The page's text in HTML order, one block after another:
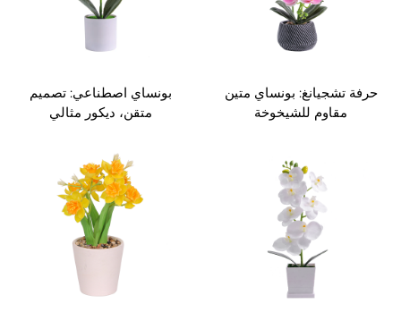
حرفة تشجيانغ: بونساي متين
مقاوم للشيخوخة
بونساي اصطناعي: تصميم
متقن، ديكور مثالي